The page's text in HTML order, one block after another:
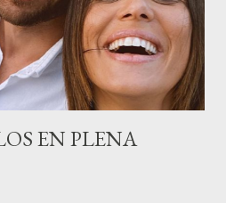
clientes, autoridades y medios
inolvidable bajo el lema “Cien
belleza,i...
EN PLENA